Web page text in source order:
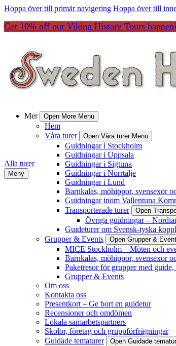
Hoppa över till primär navigering Hoppa över till
Get 10% off our Viking History Tours
Mer Open More Menu
Hem
Våra turer
Open Våra turer Menu
Guidningar i Stockholm
Guidningar i Uppsala
Guidningar i Sigtuna
Guidningar i Norrtälje
Guidningar i Lund
Barnkalas, möhippor, svensexor
Guidningar inom Vallentuna
Transporterade turer
Open
Övriga guidningar –
Guideturer om Svensk-tyska
Grupper & Events
Open Grupper &
MICE Stockholm – Möten och
Barnkalas, möhippor, svensexor
Paketresor för grupper med
Grupper & Events
Om oss
Kontakta oss
Presentkort – Ge bort en guidetur
Recensioner och omdömen
Lokala samarbetspartners
Skolor, företag och gruppförfrågningar
Guidade tematurer
Open Guidade
Alla turer
Meny